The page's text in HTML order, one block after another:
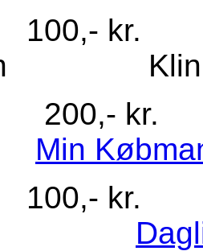
kr. Nr.
Klinik
200,-
Min
kr. Nr.